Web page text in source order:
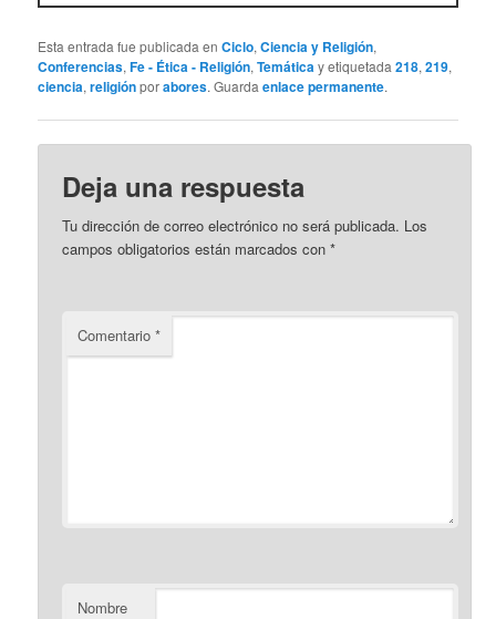
Esta entrada fue publicada enCiclo,Ciencia y Religión,
Conferencias,Fe - Ética - Religión,Temáticay etiquetada218,219,
ciencia,religiónporabores. Guardaenlace permanente.
Deja una respuesta
Tu dirección de correo electrónico no será publicada. Los
campos obligatorios están marcados con*
Comentario*
Nombre